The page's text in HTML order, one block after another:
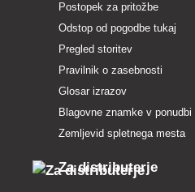
Postopek za pritožbe
Odstop od pogodbe tukaj
Pregled storitev
Pravilnik o zasebnosti
Glosar izrazov
Blagovne znamke v ponudbi
Zemljevid spletnega mesta
Za distributerje